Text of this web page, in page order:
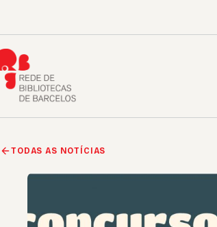
TODAS AS NOTÍCIAS